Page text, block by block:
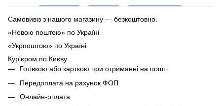
Самовивіз з нашого магазину — безкоштовно.
«Новою поштою» по Україні
«Укрпоштою» по Україні
Кур'єром по Києву
Готівкою або карткою при отриманні на пошті
Передоплата на рахунок ФОП
Онлайн-оплата